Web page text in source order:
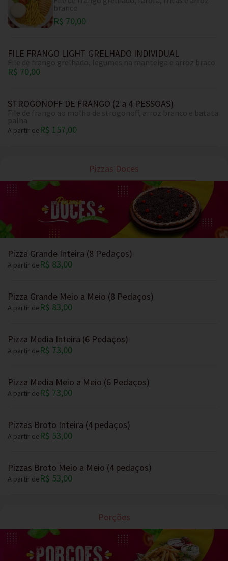
R$ 70,00
FILE FRANGO LIGHT GRELHADO INDIVIDUAL
R$ 70,00
STROGONOFF DE FRANGO (2 a 4 PESSOAS)
A partir deR$ 157,00
Pizzas Doces
Pizza Grande Inteira (8 Pedaços)
A partir deR$ 83,00
Pizza Grande Meio a Meio (8 Pedaços)
A partir deR$ 83,00
Pizza Media Inteira (6 Pedaços)
A partir deR$ 73,00
Pizza Media Meio a Meio (6 Pedaços)
A partir deR$ 73,00
Pizzas Broto Inteira (4 pedaços)
A partir deR$ 53,00
Pizzas Broto Meio a Meio (4 pedaços)
A partir deR$ 53,00
Porções